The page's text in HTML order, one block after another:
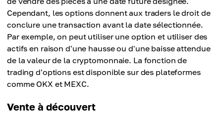
Cependant, les options donnent aux traders le droit de
conclure une transaction avant la date sélectionnée.
Par exemple, on peut utiliser une option et utiliser des
actifs en raison d'une hausse ou d'une baisse attendue
de la valeur de la cryptomonnaie. La fonction de
trading d'options est disponible sur des plateformes
comme OKX et MEXC.
Vente à découvert